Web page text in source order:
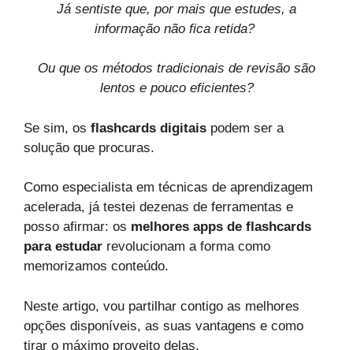
Já sentiste que, por mais que estudes, a
informação não fica retida?
Ou que os métodos tradicionais de revisão são
lentos e pouco eficientes?
Se sim, os flashcards digitais podem ser a
solução que procuras.
Como especialista em técnicas de aprendizagem
acelerada, já testei dezenas de ferramentas e
posso afirmar: os melhores apps de flashcards
para estudar revolucionam a forma como
memorizamos conteúdo.
Neste artigo, vou partilhar contigo as melhores
opções disponíveis, as suas vantagens e como
tirar o máximo proveito delas.